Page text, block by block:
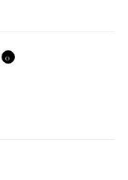
0